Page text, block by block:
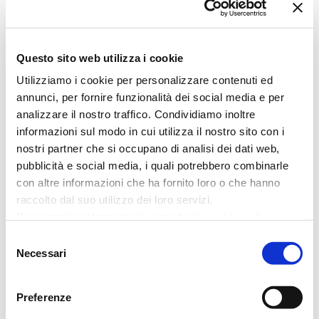
Questo sito web utilizza i cookie
Utilizziamo i cookie per personalizzare contenuti ed
annunci, per fornire funzionalità dei social media e per
analizzare il nostro traffico. Condividiamo inoltre
informazioni sul modo in cui utilizza il nostro sito con i
nostri partner che si occupano di analisi dei dati web,
pubblicità e social media, i quali potrebbero combinarle
con altre informazioni che ha fornito loro o che hanno
raccolto dal suo utilizzo dei loro servizi.
delNecessari
Preferenze
07/05/2026
Auxilia Finance e BNL BNP Paribas a
Maranello: premiati i top performer
2025
21/04/2026
Rating della Legalità